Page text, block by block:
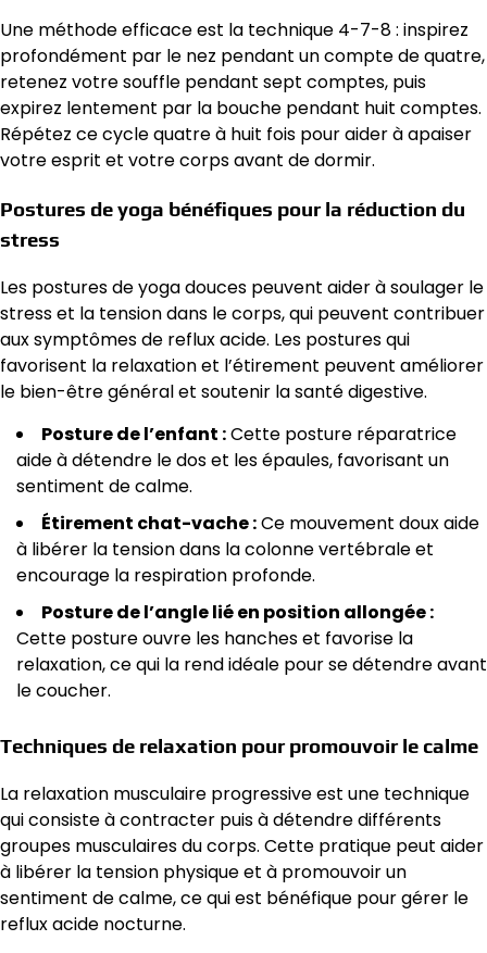
Une méthode efficace est la technique 4-7-8 : inspirez
profondément par le nez pendant un compte de quatre,
retenez votre souffle pendant sept comptes, puis
expirez lentement par la bouche pendant huit comptes.
Répétez ce cycle quatre à huit fois pour aider à apaiser
votre esprit et votre corps avant de dormir.
Postures de yoga bénéfiques pour la réduction du
stress
Les postures de yoga douces peuvent aider à soulager le
stress et la tension dans le corps, qui peuvent contribuer
aux symptômes de reflux acide. Les postures qui
favorisent la relaxation et l’étirement peuvent améliorer
le bien-être général et soutenir la santé digestive.
Posture de l’enfant :Cette posture réparatrice
aide à détendre le dos et les épaules, favorisant un
sentiment de calme.
Étirement chat-vache :Ce mouvement doux aide
à libérer la tension dans la colonne vertébrale et
encourage la respiration profonde.
Posture de l’angle lié en position allongée :
Cette posture ouvre les hanches et favorise la
relaxation, ce qui la rend idéale pour se détendre avant
le coucher.
Techniques de relaxation pour promouvoir le calme
La relaxation musculaire progressive est une technique
qui consiste à contracter puis à détendre différents
groupes musculaires du corps. Cette pratique peut aider
à libérer la tension physique et à promouvoir un
sentiment de calme, ce qui est bénéfique pour gérer le
reflux acide nocturne.